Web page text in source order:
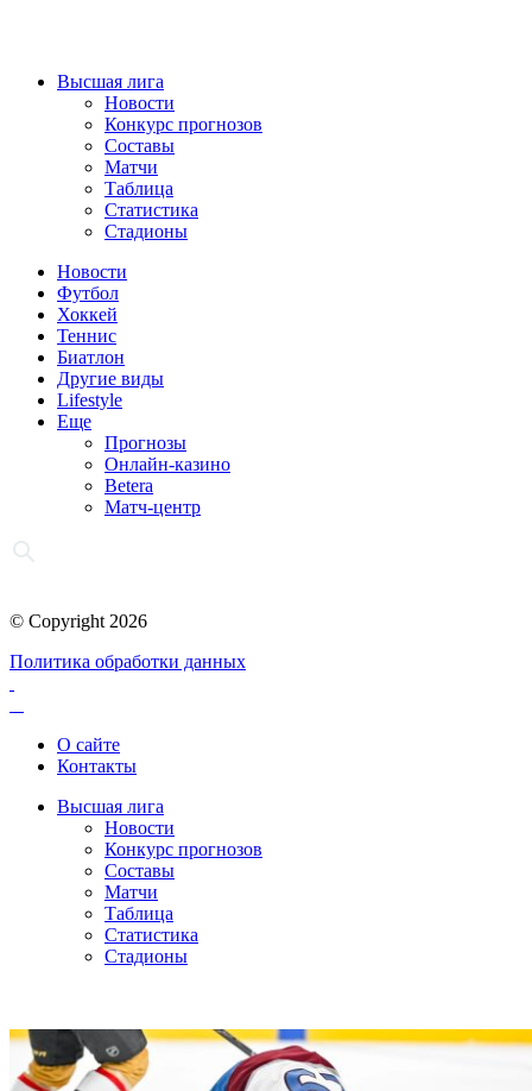
Высшая лига
Новости
Конкурс прогнозов
Составы
Матчи
Таблица
Статистика
Стадионы
Новости
Футбол
Хоккей
Теннис
Биатлон
Другие виды
Lifestyle
Еще
Прогнозы
Онлайн-казино
Betera
Матч-центр
© Copyright 2026
Политика обработки данных
О сайте
Контакты
Высшая лига
Новости
Конкурс прогнозов
Составы
Матчи
Таблица
Статистика
Стадионы